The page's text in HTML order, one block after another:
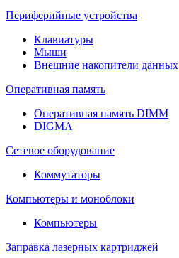
Периферийные устройства
Клавиатуры
Мыши
Внешние накопители данных
Оперативная память
Оперативная память DIMM
DIGMA
Сетевое оборудование
Коммутаторы
Компьютеры и моноблоки
Компьютеры
Заправка лазерных картриджей